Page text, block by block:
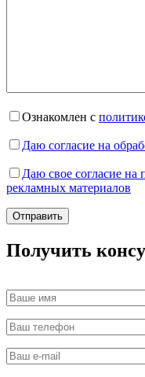
Ознакомлен с
Даю согласие на
Даю свое согласие
рекламных материалов
Получить